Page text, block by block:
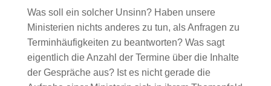
Was soll ein solcher Unsinn? Haben unsere
Ministerien nichts anderes zu tun, als Anfragen zu
Terminhäufigkeiten zu beantworten? Was sagt
eigentlich die Anzahl der Termine über die Inhalte
der Gespräche aus? Ist es nicht gerade die